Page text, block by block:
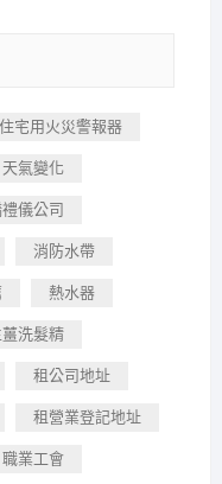
住宅用火災警報器
天氣變化
儀公司
消防水帶
熱水器
薑洗髮精
租公司地址
租營業登記地址
職業工會